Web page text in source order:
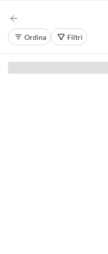
Ordina Filtri